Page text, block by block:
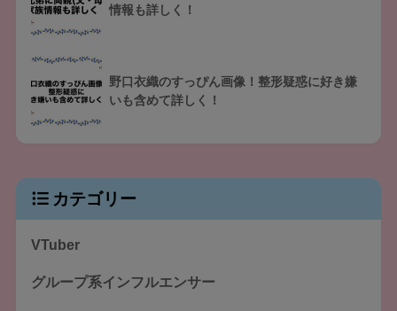
情報も詳しく！
野口衣織のすっぴん画像！整形疑惑に好き嫌
いも含めて詳しく！
カテゴリー
VTuber
グループ系インフルエンサー